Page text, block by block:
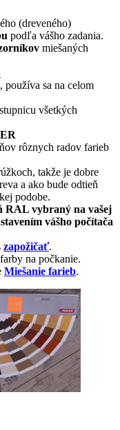
(dreveného)
podľa vášho zadania.
miešaných
používa sa na celom
všetkých
rôznych radov farieb
takže je dobre
a ako bude odtieň
podobe.
RAL vybraný na vašej
vášho počítača
zapožičať.
na počkanie.
Miešanie farieb.